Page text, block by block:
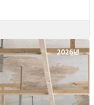
2026년